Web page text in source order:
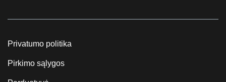
Privatumo politika
Pirkimo sąlygos